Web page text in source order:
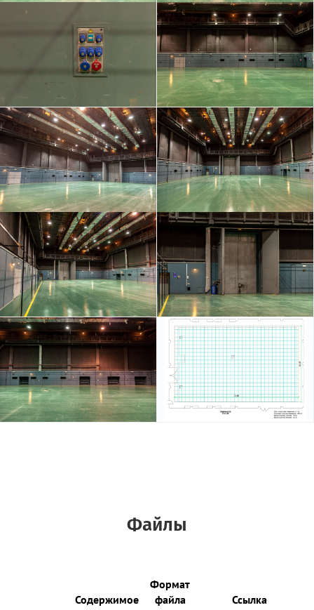
Файлы
Содержимое
Формат
файла
Ссылка